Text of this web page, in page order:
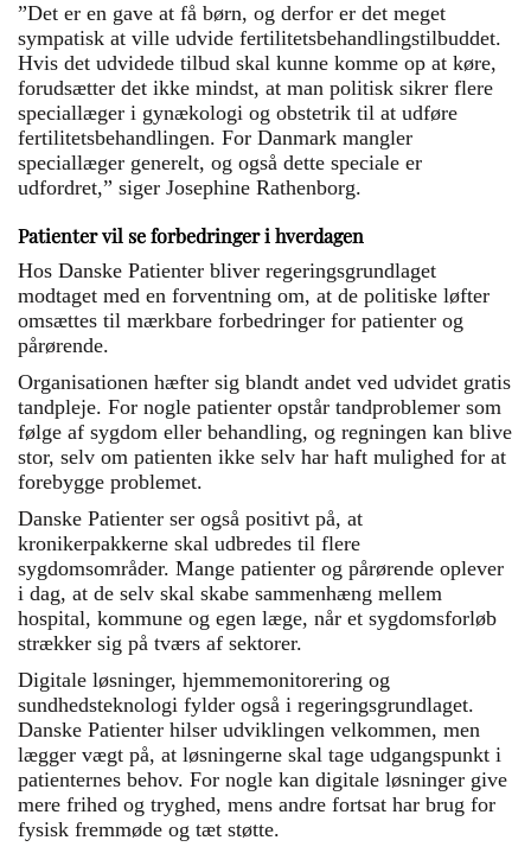
”Det er en gave at få børn, og derfor er det meget
sympatisk at ville udvide fertilitetsbehandlingstilbuddet.
Hvis det udvidede tilbud skal kunne komme op at køre,
forudsætter det ikke mindst, at man politisk sikrer flere
speciallæger i gynækologi og obstetrik til at udføre
fertilitetsbehandlingen. For Danmark mangler
speciallæger generelt, og også dette speciale er
udfordret,” siger Josephine Rathenborg.
Patienter vil se forbedringer i hverdagen
Hos Danske Patienter bliver regeringsgrundlaget
modtaget med en forventning om, at de politiske løfter
omsættes til mærkbare forbedringer for patienter og
pårørende.
Organisationen hæfter sig blandt andet ved udvidet gratis
tandpleje. For nogle patienter opstår tandproblemer som
følge af sygdom eller behandling, og regningen kan blive
stor, selv om patienten ikke selv har haft mulighed for at
forebygge problemet.
Danske Patienter ser også positivt på, at
kronikerpakkerne skal udbredes til flere
sygdomsområder. Mange patienter og pårørende oplever
i dag, at de selv skal skabe sammenhæng mellem
hospital, kommune og egen læge, når et sygdomsforløb
strækker sig på tværs af sektorer.
Digitale løsninger, hjemmemonitorering og
sundhedsteknologi fylder også i regeringsgrundlaget.
Danske Patienter hilser udviklingen velkommen, men
lægger vægt på, at løsningerne skal tage udgangspunkt i
patienternes behov. For nogle kan digitale løsninger give
mere frihed og tryghed, mens andre fortsat har brug for
fysisk fremmøde og tæt støtte.